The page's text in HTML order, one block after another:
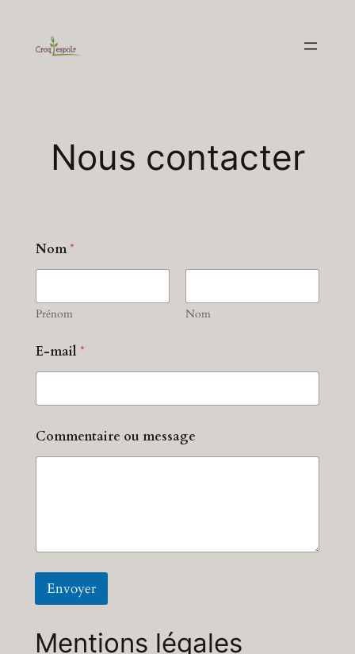
contenu
Nous contacter
*
E
m
a
l
Nom*
Prénom Nom
E-mail *
Commentaire ou message
Envoyer
Mentions légales